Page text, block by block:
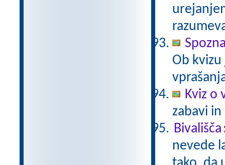
Ob
Kviz o
zabavi
Bivališča
nevede